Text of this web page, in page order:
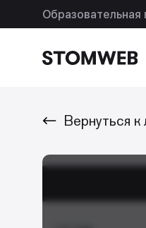
Вернуться к
Искать по